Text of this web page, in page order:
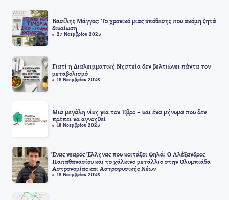
Βασίλης Μάγγος: Το χρονικό μιας υπόθεσης που ακόμη ζητά
δικαίωση
27 Νοεμβρίου 2025
Γιατί η Διαλειμματική Νηστεία δεν βελτιώνει πάντα τον
μεταβολισμό
18 Νοεμβρίου 2025
Μια μεγάλη νίκη για τον Έβρο – και ένα μήνυμα που δεν
πρέπει να αγνοηθεί
18 Νοεμβρίου 2025
Ένας νεαρός Έλληνας που κοιτάζει ψηλά: Ο Αλέξανδρος
Παπαθανασίου και το χάλκινο μετάλλιο στην Ολυμπιάδα
Αστρονομίας και Αστροφυσικής Νέων
18 Νοεμβρίου 2025